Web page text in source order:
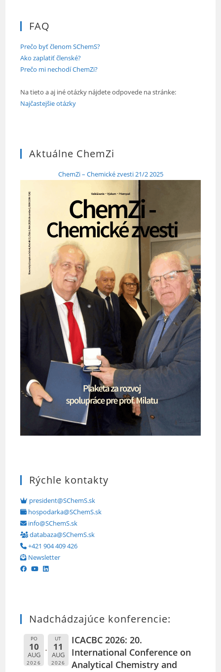
FAQ
Prečo byť členom SChemS?
Ako zaplatiť členské?
Prečo mi nechodí ChemZi?
Na tieto a aj iné otázky nájdete odpovede na stránke:
Najčastejšie otázky
Aktuálne ChemZi
ChemZi – Chemické zvesti 21/2 2025
Rýchle kontakty
president@SChemS.sk
hospodarka@SChemS.sk
info@SChemS.sk
databaza@SChemS.sk
+421 904 409 426
Newsletter
Nadchádzajúce konferencie:
PO
10
AUG
2026
UT
11
AUG
2026
ICACBC 2026: 20.
International Conference on
Analytical Chemistry and